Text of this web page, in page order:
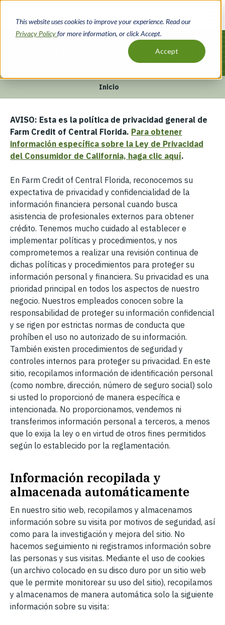
This website uses cookies to improve your experience. Read our
Privacy Policyfor more information, or click Accept.
Accept
contenido
Política de privacidad
de
navegación
Inicio
AVISO: Esta es la política de privacidad general de
Farm Credit of Central Florida. Para obtener
información específica sobre la Ley de Privacidad
del Consumidor de California, haga clic aquí.
En Farm Credit of Central Florida, reconocemos su
expectativa de privacidad y confidencialidad de la
información financiera personal cuando busca
asistencia de profesionales externos para obtener
crédito. Tenemos mucho cuidado al establecer e
implementar políticas y procedimientos, y nos
comprometemos a realizar una revisión continua de
dichas políticas y procedimientos para proteger su
información personal y financiera. Su privacidad es una
prioridad principal en todos los aspectos de nuestro
negocio. Nuestros empleados conocen sobre la
responsabilidad de proteger su información confidencial
y se rigen por estrictas normas de conducta que
prohíben el uso no autorizado de su información.
También existen procedimientos de seguridad y
controles internos para proteger su privacidad. En este
sitio, recopilamos información de identificación personal
(como nombre, dirección, número de seguro social) solo
si usted lo proporcionó de manera específica e
intencionada. No proporcionamos, vendemos ni
transferimos información personal a terceros, a menos
que lo exija la ley o en virtud de otros fines permitidos
según lo establecido por la reglamentación.
Información recopilada y
almacenada automáticamente
En nuestro sitio web, recopilamos y almacenamos
información sobre su visita por motivos de seguridad, así
como para la investigación y mejora del sitio. No
hacemos seguimiento ni registramos información sobre
las personas y sus visitas. Mediante el uso de cookies
(un archivo colocado en su disco duro por un sitio web
que le permite monitorear su uso del sitio), recopilamos
y almacenamos de manera automática solo la siguiente
información sobre su visita: